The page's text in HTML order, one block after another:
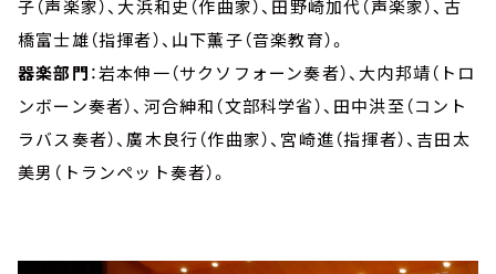
子（声楽家）、大浜和史（作曲家）、田野崎加代（声楽家）、古
橋富士雄（指揮者）、山下薫子（音楽教育）。
器楽部門：岩本伸一（サクソフォーン奏者）、大内邦靖（トロ
ンボーン奏者）、河合紳和（文部科学省）、田中洪至（コント
ラバス奏者）、廣木良行（作曲家）、宮崎進（指揮者）、吉田太
美男（トランペット奏者）。